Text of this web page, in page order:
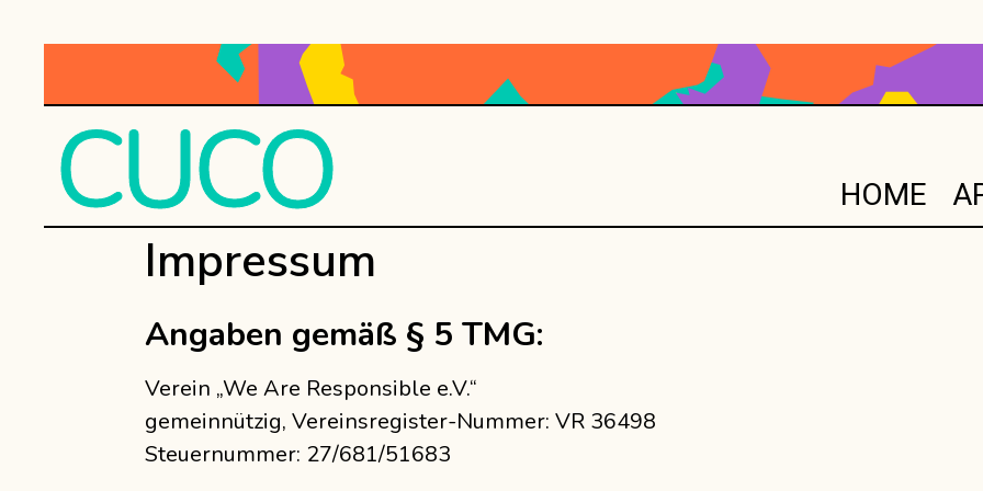
CUCO HOME
Impressum
Angaben gemäß § 5 TMG:
Verein „We Are Responsible e.V.“
gemeinnützig, Vereinsregister-Nummer: VR 36498
Steuernummer: 27/681/51683